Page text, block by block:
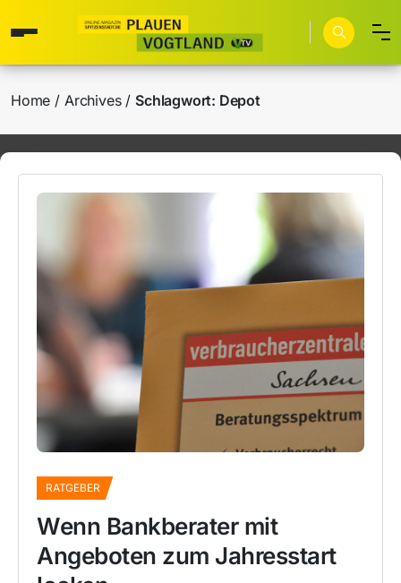
Home Archives Schlagwort: Depot
RATGEBER
Wenn Bankberater mit
Angeboten zum Jahresstart